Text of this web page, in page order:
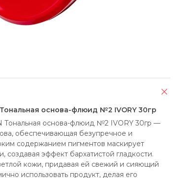
Тональная основа-флюид №2 IVORY 30гр
Тональная основа-флюид №2 IVORY 30гр —
обеспечивающая безупречное и
содержанием пигментов маскирует
эффект бархатистой гладкости.
кожи, придавая ей свежий и сияющий
использовать продукт, делая его